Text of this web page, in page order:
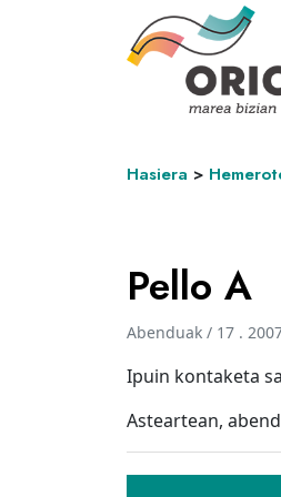
Hasiera >
Pello A
Abenduak / 17 .
Ipuin kontaketa
Asteartean,